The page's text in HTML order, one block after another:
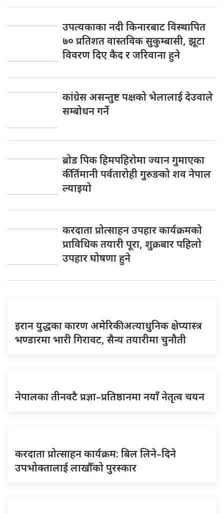
उपत्यकाका नदी किनारबाट विस्थापित
७० प्रतिशत वास्तविक सुकुम्बासी, झूटा
विवरण दिए कैद र जरिवाना हुने
कांग्रेस असन्तुष्ट पक्षको भेलालाई देउवाले
सम्बोधन गर्ने
ब्रोड पिक हिमपहिरोमा ज्यान गुमाएका
कीर्तिमानी पर्वतारोही गुरुङको शव नेपाल
ल्याइयो
करदाता प्रोत्साहन उपहार कार्यक्रमको
प्राविधिक तयारी पूरा, शुक्रबार पहिलो
उपहार घोषणा हुने
इरान युद्धका कारण अमेरिकी अत्याधुनिक क्षेप्यास्त्र
भण्डारमा भारी गिरावट, सैन्य तयारीमा चुनौती
नेपालका तीनवटै प्रज्ञा–प्रतिष्ठानमा नयाँ नेतृत्व चयन
करदाता प्रोत्साहन कार्यक्रम: बिल लिने–दिने
उपभोक्तालाई लाखौँको पुरस्कार